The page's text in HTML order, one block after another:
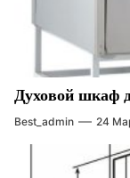
Духовой шкаф
Best_admin 24